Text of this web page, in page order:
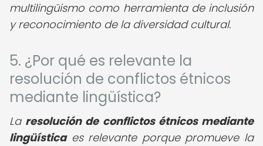
multilingüismo como herramienta de inclusión
y reconocimiento de la diversidad cultural.
5. ¿Por qué es relevante la
resolución de conflictos étnicos
mediante lingüística?
La resolución de conflictos étnicos mediante
lingüísticaes relevante porque promueve la